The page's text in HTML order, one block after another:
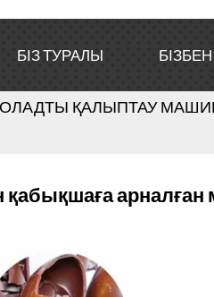
БІЗ ТУРАЛЫ
ҚАЛЫПТАУ
қабықшаға